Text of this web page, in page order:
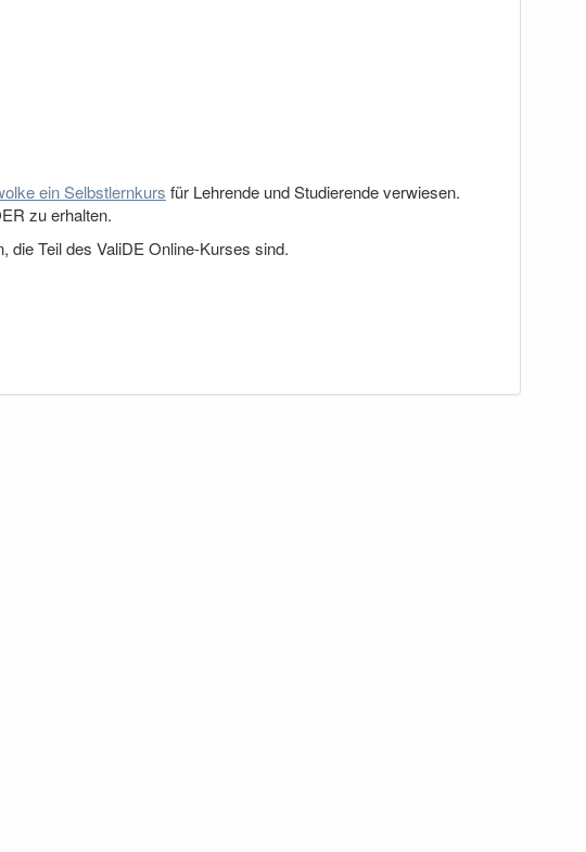
ein Selbstlernkurs für Lehrende und Studierende verwiesen.
zu erhalten.
die Teil des ValiDE Online-Kurses sind.